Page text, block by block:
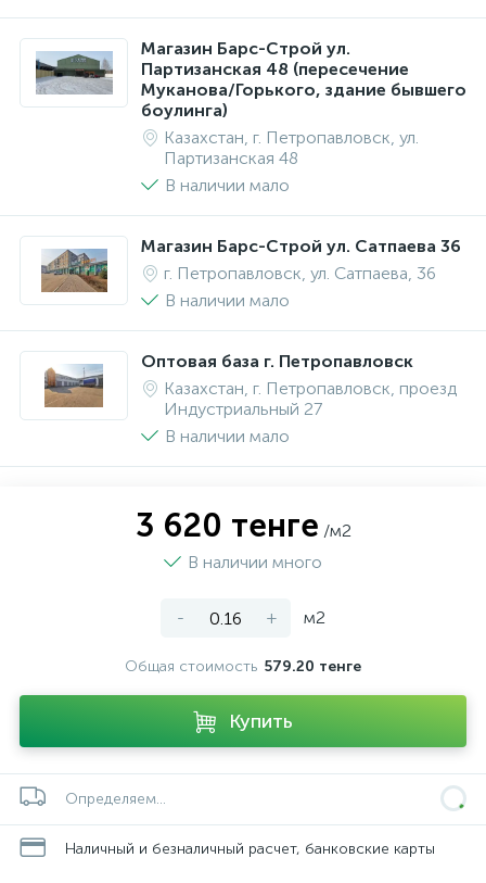
Магазин Барс-Строй ул.
Партизанская 48 (пересечение
Муканова/Горького, здание бывшего
боулинга)
Казахстан, г. Петропавловск, ул.
Партизанская 48
В наличии мало
Магазин Барс-Строй ул. Сатпаева 36
г. Петропавловск, ул. Сатпаева, 36
В наличии мало
Оптовая база г. Петропавловск
Казахстан, г. Петропавловск, проезд
Индустриальный 27
В наличии мало
3 620 тенге /м2
В наличии много
- + м2
Общая стоимость 579.20 тенге
Купить
Определяем...
Наличный и безналичный расчет, банковские карты